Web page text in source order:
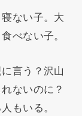
ない子。大
べない子。
言う？沢山
ないのに？
もいる。